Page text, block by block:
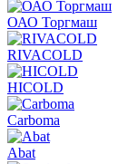
ОАО Торгмаш
RIVACOLD
HICOLD
Carboma
Abat